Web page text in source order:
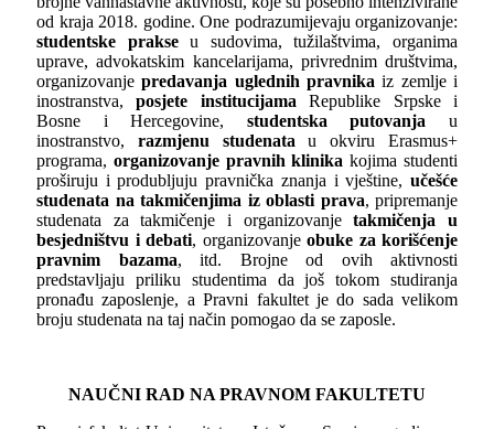
od kraja 2018. godine. One podrazumijevaju organizovanje:
studentske prakseu sudovima, tužilaštvima, organima
uprave, advokatskim kancelarijama, privrednim društvima,
organizovanjepredavanja uglednih pravnikaiz zemlje i
inostranstva,posjete institucijamaRepublike Srpske i
Bosne i Hercegovine, studentska putovanja u
inostranstvo, razmjenu studenatau okviru Erasmus+
programa, organizovanje pravnih klinikakojima studenti
proširuju i produbljuju pravnička znanja i vještine, učešće
studenata na takmičenjima iz oblasti prava, pripremanje
studenata za takmičenje i organizovanjetakmičenja u
besjedništvu i debati, organizovanje obuke za korišćenje
pravnim bazama, itd. Brojne od ovih aktivnosti
predstavljaju priliku studentima da još tokom studiranja
pronađu zaposlenje, a Pravni fakultet je do sada velikom
broju studenata na taj način pomogao da se zaposle.
NAUČNI RAD NA PRAVNOM FAKULTETU